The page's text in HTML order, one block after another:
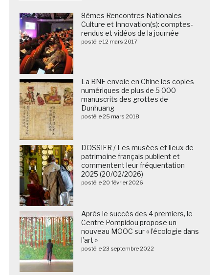
8èmes Rencontres Nationales
Culture et Innovation(s): comptes-
rendus et vidéos de la journée
posté le 12 mars 2017
La BNF envoie en Chine les copies
numériques de plus de 5 000
manuscrits des grottes de
Dunhuang
posté le 25 mars 2018
DOSSIER / Les musées et lieux de
patrimoine français publient et
commentent leur fréquentation
2025 (20/02/2026)
posté le 20 février 2026
Après le succès des 4 premiers, le
Centre Pompidou propose un
nouveau MOOC sur « l’écologie dans
l’art »
posté le 23 septembre 2022